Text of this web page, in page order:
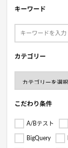
キーワード
カテゴリー
こだわり条件
A/Bテスト
BigQuery